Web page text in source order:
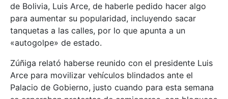
de Bolivia, Luis Arce, de haberle pedido hacer algo
para aumentar su popularidad, incluyendo sacar
tanquetas a las calles, por lo que apunta a un
«autogolpe» de estado.
Zúñiga relató haberse reunido con el presidente Luis
Arce para movilizar vehículos blindados ante el
Palacio de Gobierno, justo cuando para esta semana